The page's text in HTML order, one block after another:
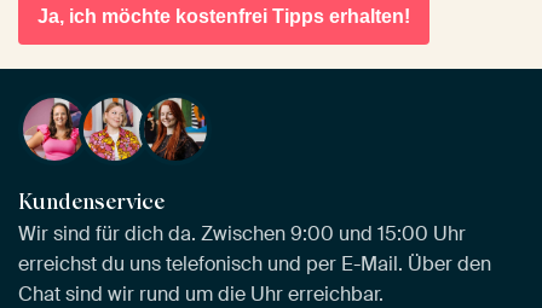
Ja, ich möchte kostenfrei Tipps erhalten!
Kundenservice
Wir sind für dich da. Zwischen 9:00 und 15:00 Uhr
erreichst du uns telefonisch und per E-Mail. Über den
Chat sind wir rund um die Uhr erreichbar.